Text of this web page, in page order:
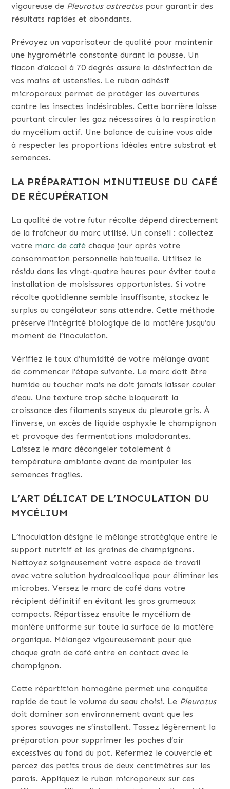
vigoureuse de Pleurotus ostreatuspour garantir des
résultats rapides et abondants.
Prévoyez un vaporisateur de qualité pour maintenir
une hygrométrie constante durant la pousse. Un
flacon d’alcool à 70 degrés assure la désinfection de
vos mains et ustensiles. Le ruban adhésif
microporeux permet de protéger les ouvertures
contre les insectes indésirables. Cette barrière laisse
pourtant circuler les gaz nécessaires à la respiration
du mycélium actif. Une balance de cuisine vous aide
à respecter les proportions idéales entre substrat et
semences.
LA PRÉPARATION MINUTIEUSE DU CAFÉ
DE RÉCUPÉRATION
La qualité de votre futur récolte dépend directement
de la fraîcheur du marc utilisé. Un conseil : collectez
votre marc de caféchaque jour après votre
consommation personnelle habituelle. Utilisez le
résidu dans les vingt-quatre heures pour éviter toute
installation de moisissures opportunistes. Si votre
récolte quotidienne semble insuffisante, stockez le
surplus au congélateur sans attendre. Cette méthode
préserve l’intégrité biologique de la matière jusqu’au
moment de l’inoculation.
Vérifiez le taux d’humidité de votre mélange avant
de commencer l’étape suivante. Le marc doit être
humide au toucher mais ne doit jamais laisser couler
d’eau. Une texture trop sèche bloquerait la
croissance des filaments soyeux du pleurote gris. À
l’inverse, un excès de liquide asphyxie le champignon
et provoque des fermentations malodorantes.
Laissez le marc décongeler totalement à
température ambiante avant de manipuler les
semences fragiles.
L’ART DÉLICAT DE L’INOCULATION DU
MYCÉLIUM
L’inoculation désigne le mélange stratégique entre le
support nutritif et les graines de champignons.
Nettoyez soigneusement votre espace de travail
avec votre solution hydroalcoolique pour éliminer les
microbes. Versez le marc de café dans votre
récipient définitif en évitant les gros grumeaux
compacts. Répartissez ensuite le mycélium de
manière uniforme sur toute la surface de la matière
organique. Mélangez vigoureusement pour que
chaque grain de café entre en contact avec le
champignon.
Cette répartition homogène permet une conquête
rapide de tout le volume du seau choisi. Le Pleurotus
doit dominer son environnement avant que les
spores sauvages ne s’installent. Tassez légèrement la
préparation pour supprimer les poches d’air
excessives au fond du pot. Refermez le couvercle et
percez des petits trous de deux centimètres sur les
parois. Appliquez le ruban microporeux sur ces